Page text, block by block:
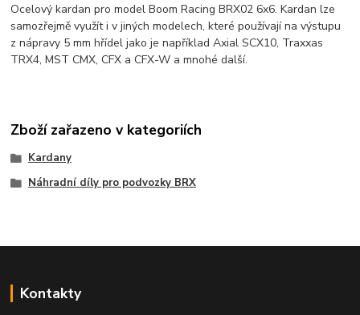
Ocelový kardan pro model Boom Racing BRX02 6x6. Kardan lze
samozřejmě využít i v jiných modelech, které používají na výstupu
z nápravy 5 mm hřídel jako je například Axial SCX10, Traxxas
TRX4, MST CMX, CFX a CFX-W a mnohé další.
Zboží zařazeno v kategoriích
Kardany
Náhradní díly pro podvozky BRX
Kontakty